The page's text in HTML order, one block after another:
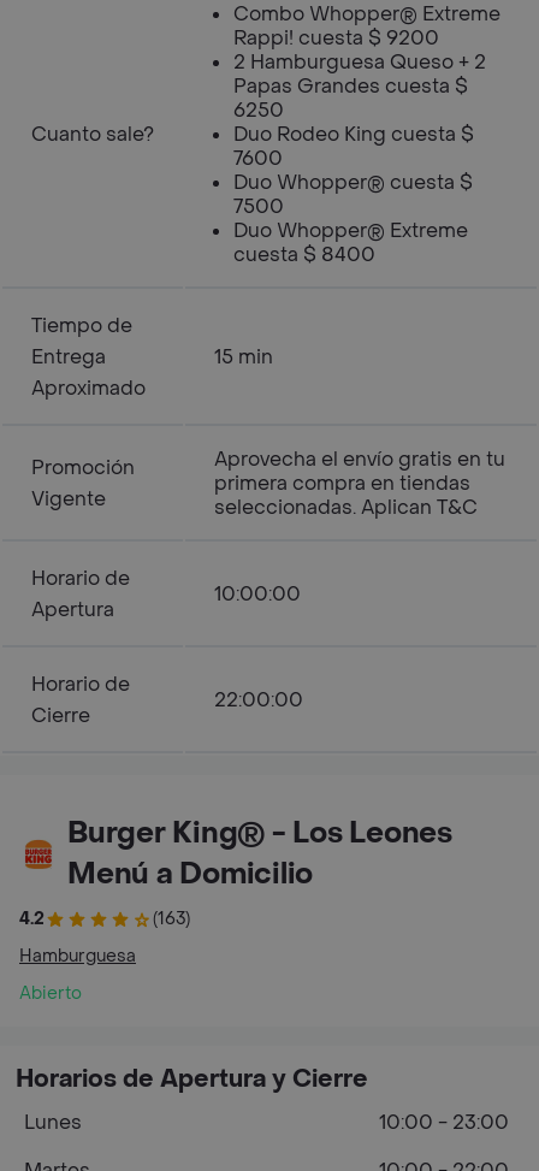
Cuanto sale?
Combo Whopper® Extreme
Rappi! cuesta $ 9200
2 Hamburguesa Queso + 2
Papas Grandes cuesta $
6250
Duo Rodeo King cuesta $
7600
Duo Whopper® cuesta $
7500
Duo Whopper® Extreme
cuesta $ 8400
Tiempo de
Entrega
Aproximado
15 min
Promoción
Vigente
Aprovecha el envío gratis en tu
primera compra en tiendas
seleccionadas. Aplican T&C
Horario de
Apertura
10:00:00
Horario de
Cierre
22:00:00
Burger King® - Los Leones
Menú a Domicilio
4.2
(163)
Hamburguesa
Abierto
Horarios de Apertura y Cierre
Lunes
10:00 - 23:00